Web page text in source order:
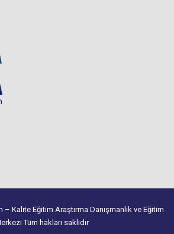
Kalite Eğitim Araştırma Danışmanlık ve Eğitim
Tüm hakları saklıdır